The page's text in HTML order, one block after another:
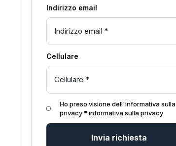
Indirizzo email
Cellulare
Ho preso visione dell'informativa sulla
privacy * informativa sulla privacy
Invia richiesta